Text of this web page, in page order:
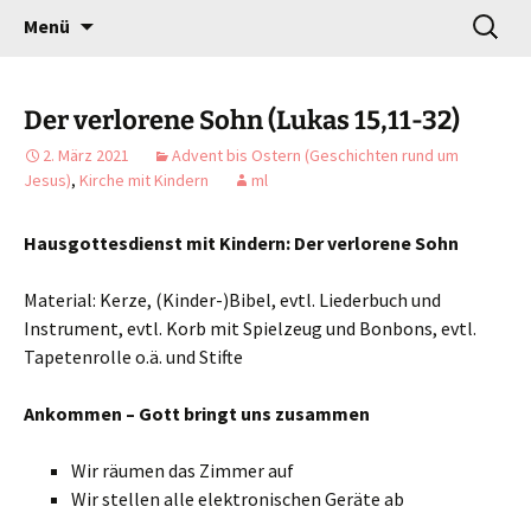
Willkommen!
Gottesdienst verändert
Menü
Suchen
nach:
Der verlorene Sohn (Lukas 15,11-32)
2. März 2021
Advent bis Ostern (Geschichten rund um
Jesus), Kirche mit Kindern ml
Hausgottesdienst mit Kindern: Der verlorene Sohn
Material: Kerze, (Kinder-)Bibel, evtl. Liederbuch und
Instrument, evtl. Korb mit Spielzeug und Bonbons, evtl.
Tapetenrolle o.ä. und Stifte
Ankommen – Gott bringt uns zusammen
Wir räumen das Zimmer auf
Wir stellen alle elektronischen Geräte ab